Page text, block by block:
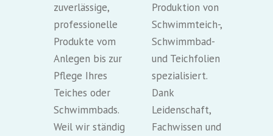
zuverlässige,
professionelle
Produkte vom
Anlegen bis zur
Pflege Ihres
Teiches oder
Schwimmbads.
Weil wir ständig
Produktion von
Schwimmteich-,
Schwimmbad-
und Teichfolien
spezialisiert.
Dank
Leidenschaft,
Fachwissen und